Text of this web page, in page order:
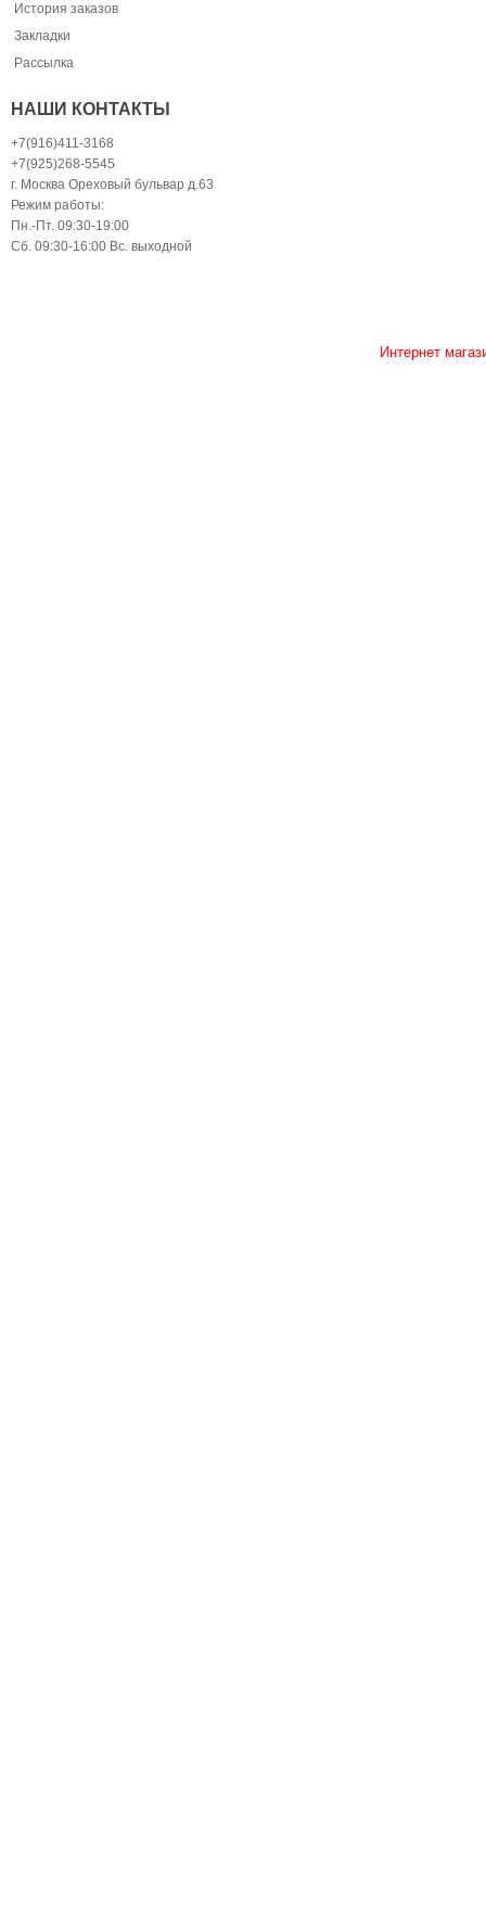
История заказов
Закладки
Рассылка
НАШИ КОНТАКТЫ
+7(916)411-3168
+7(925)268-5545
г. Москва Ореховый бульвар д.63
Режим работы:
Пн.-Пт. 09:30-19:00
Сб. 09:30-16:00 Вс. выходной
Интернет